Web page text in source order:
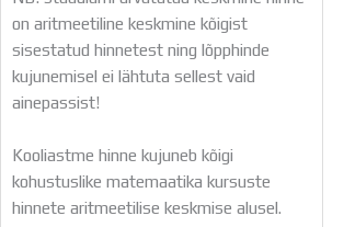
on aritmeetiline keskmine kõigist
sisestatud hinnetest ning lõpphinde
kujunemisel ei lähtuta sellest vaid
ainepassist!
Kooliastme hinne kujuneb kõigi
kohustuslike matemaatika kursuste
hinnete aritmeetilise keskmise alusel.